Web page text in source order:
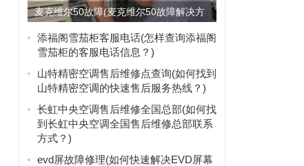
麦克维尔50故障(麦克维尔50故障解决方
案：全面诊断与有效修...
添福阁雪茄柜客服电话(怎样查询添福阁
雪茄柜的客服电话信息？)
山特精密空调售后维修点查询(如何找到
山特精密空调的快速售后服务热线？)
长虹中央空调售后维修全国总部(如何找
到长虹中央空调全国售后维修总部联系
方式？)
evd屏故障修理(如何快速解决EVD屏幕